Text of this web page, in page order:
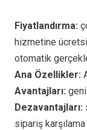
Fiyatlandırma:
hizmetine
otomatik
Ana Özellikler:
Avantajları:
Dezavantajları:
sipariş